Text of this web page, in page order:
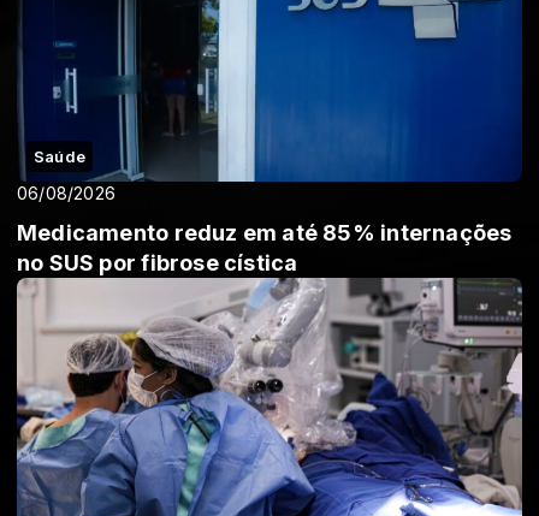
Saúde
06/08/2026
Medicamento reduz em até 85% internações
no SUS por fibrose cística